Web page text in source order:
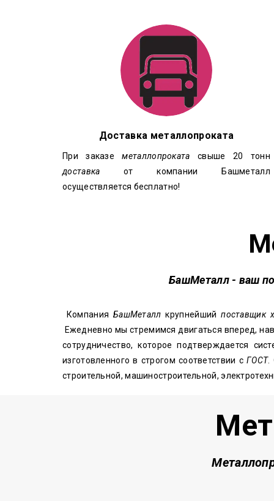
Доставка металлопроката
При заказеметаллопроката свыше 20 тонн
доставка от компании Башметалл
осуществляется бесплатно!
БашМеталл - ваш
Компания БашМеталл крупнейший поставщик
Ежедневно мы стремимся двигаться вперед,
сотрудничество, которое подтверждается
изготовленного в строгом соответствии сГОСТ.
строительной, машиностроительной,